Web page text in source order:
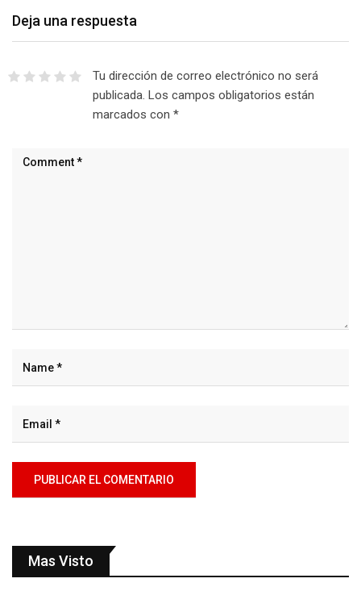
Deja una respuesta
Tu dirección de correo electrónico no será
publicada. Los campos obligatorios están
marcados con *
Mas Visto